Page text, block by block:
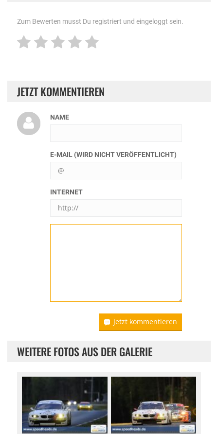
Zum Bewerten musst Du registriert und eingeloggt sein.
JETZT KOMMENTIEREN
NAME
E-MAIL (WIRD NICHT VERÖFFENTLICHT)
INTERNET
Jetzt kommentieren
WEITERE FOTOS AUS DER GALERIE